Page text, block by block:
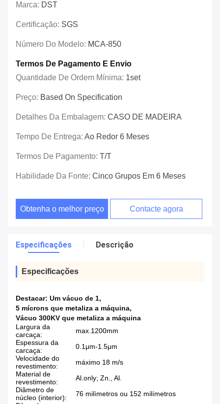
Marca: DST
Certificação: SGS
Número Do Modelo: MCA-850
Termos De Pagamento E Envio
Quantidade De Ordem Mínima: 1set
Preço: Based On Specification
Detalhes Da Embalagem: CASO DE MADEIRA
Tempo De Entrega: Ao Redor 6 Meses
Termos De Pagamento: T/T
Habilidade Da Fonte: Cinco Grupos Em 6 Meses
Obtenha o melhor preço Contacte agora
Especificações Descrição
Especificações
Destacar: Um vácuo de 1,
5 mícrons que metaliza a máquina,
Vácuo 300KV que metaliza a máquina
Largura da
carcaça:
max.1200mm
Espessura da
carcaça:
0.1μm-1.5μm
Velocidade do
revestimento:
máximo 18 m/s
Material de
revestimento:
Al.only; Zn., Al.
Diâmetro de
núcleo (interior):
76 milímetros ou 152 milímetros